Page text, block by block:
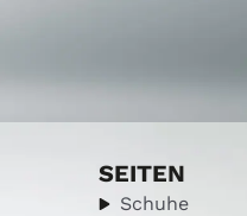
SEITEN
Schuhe